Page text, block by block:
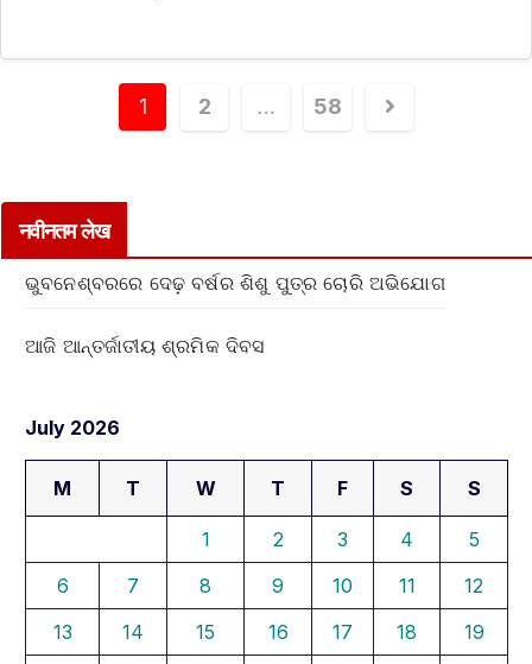
1 2 … 58
नवीनतम लेख
ଭୁବନେଶ୍ବରରେ ଦେଢ଼ ବର୍ଷର ଶିଶୁ ପୁତ୍ର ଚୋରି ଅଭିଯୋଗ
ଆଜି ଆନ୍ତର୍ଜାତୀୟ ଶ୍ରମିକ ଦିବସ
July 2026
M T W T F S S
1 2 3 4
5
6
7 8 9 10 11
12
13
14 15 16 17 18
19